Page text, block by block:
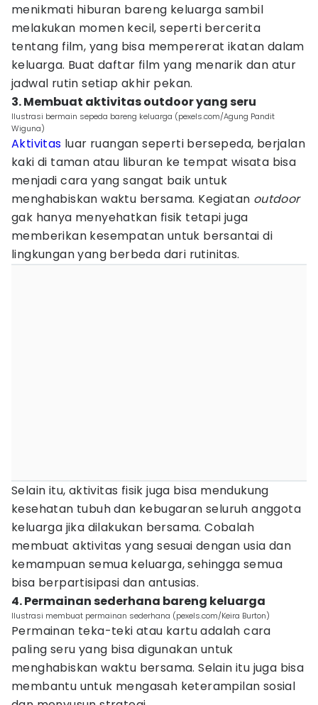
menikmati hiburan bareng keluarga sambil
melakukan momen kecil, seperti bercerita
tentang film, yang bisa mempererat ikatan dalam
keluarga. Buat daftar film yang menarik dan atur
jadwal rutin setiap akhir pekan.
3. Membuat aktivitas outdoor yang seru
Ilustrasi bermain sepeda bareng keluarga (pexels.com/Agung Pandit
Wiguna)
Aktivitas luar ruangan seperti bersepeda, berjalan
kaki di taman atau liburan ke tempat wisata bisa
menjadi cara yang sangat baik untuk
menghabiskan waktu bersama. Kegiatan outdoor
gak hanya menyehatkan fisik tetapi juga
memberikan kesempatan untuk bersantai di
lingkungan yang berbeda dari rutinitas.
Selain itu, aktivitas fisik juga bisa mendukung
kesehatan tubuh dan kebugaran seluruh anggota
keluarga jika dilakukan bersama. Cobalah
membuat aktivitas yang sesuai dengan usia dan
kemampuan semua keluarga, sehingga semua
bisa berpartisipasi dan antusias.
4. Permainan sederhana bareng keluarga
Ilustrasi membuat permainan sederhana (pexels.com/Keira Burton)
Permainan teka-teki atau kartu adalah cara
paling seru yang bisa digunakan untuk
menghabiskan waktu bersama. Selain itu juga bisa
membantu untuk mengasah keterampilan sosial